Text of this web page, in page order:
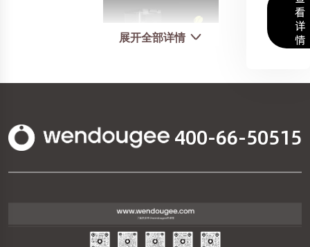
展开全部详情
看
详
情
400-66-50515